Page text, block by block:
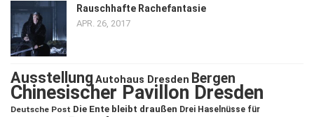
Rauschhafte Rachefantasie
APR. 26, 2017
Ausstellung Autohaus Dresden Bergen
Chinesischer Pavillon Dresden
Deutsche Post Die Ente bleibt draußen Drei Haselnüsse für